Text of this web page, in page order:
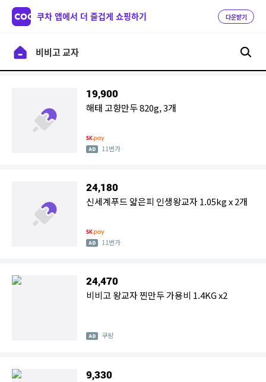
쿠차 앱에서 더 즐겁게 쇼핑하기 다운받기
19,900
해태 고향만두 820g, 3개
11번가
24,180
신세계푸드 얇은피 인생왕교자 1.05kg x 2개
11번가
24,470
비비고 왕교자 찐만두 가용비 1.4KG x2
쿠팡
9,330